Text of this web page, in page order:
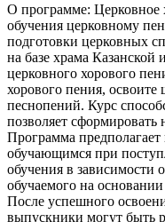
О программе:
обучения церковному
подготовки церковных
на базе храма
церковного хорового
хорового пения,
песнопений. Курс
позволяет
Программа
обучающимся при
обучения в зависимости
обучаемого на
После успешного
выпускники могут быть